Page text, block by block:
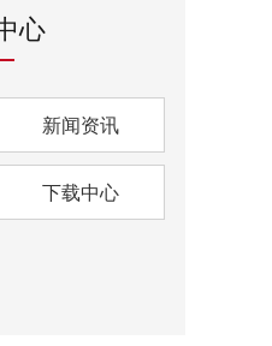
心
新闻资讯
下载中心